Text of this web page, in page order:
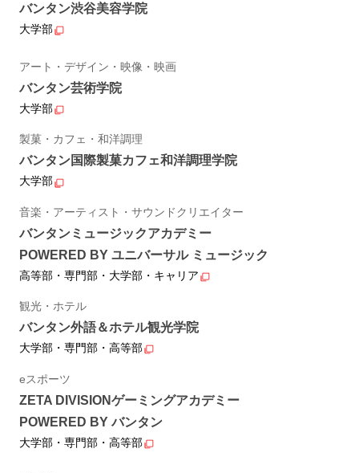
バンタン渋谷美容学院
大学部
アート・デザイン・映像・映画
バンタン芸術学院
大学部
製菓・カフェ・和洋調理
バンタン国際製菓カフェ和洋調理学院
大学部
音楽・アーティスト・サウンドクリエイター
バンタンミュージックアカデミー
POWERED BY ユニバーサル ミュージック
高等部・専門部・大学部・キャリア
観光・ホテル
バンタン外語＆ホテル観光学院
大学部・専門部・高等部
eスポーツ
ZETA DIVISIONゲーミングアカデミー
POWERED BY バンタン
大学部・専門部・高等部